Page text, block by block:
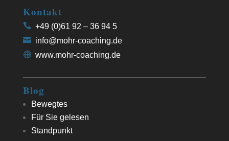
Kontakt
+49 (0)61 92 – 36 94 5
info@mohr-coaching.de
www.mohr-coaching.de
Blog
Bewegtes
Für Sie gelesen
Standpunkt